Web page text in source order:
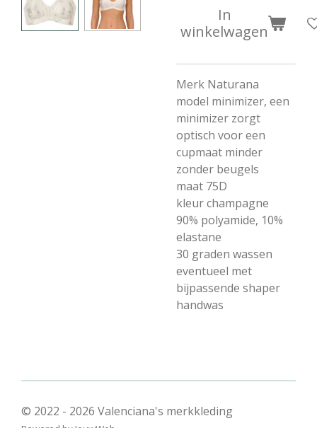
In
winkelwagen
Merk Naturana
model minimizer, een
minimizer zorgt
optisch voor een
cupmaat minder
zonder beugels
maat 75D
kleur champagne
90% polyamide, 10%
elastane
30 graden wassen
eventueel met
bijpassende shaper
handwas
© 2022 - 2026 Valenciana's merkkleding